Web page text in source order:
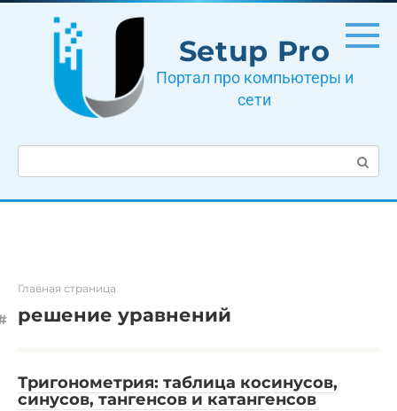
Перейти
Setup Pro
Портал про компьютеры и
сети
Главная страница
решение уравнений
Тригонометрия: таблица косинусов,
синусов, тангенсов и катангенсов